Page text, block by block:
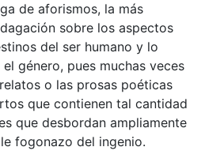
de aforismos, la más
sobre los aspectos
del ser humano y lo
género, pues muchas veces
o las prosas poéticas
que contienen tal cantidad
que desbordan ampliamente
fogonazo del ingenio.